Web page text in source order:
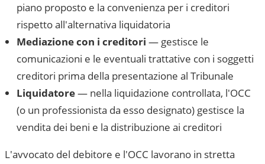
piano proposto e la convenienza per i creditori
rispetto all'alternativa liquidatoria
Mediazione con i creditori — gestisce le
comunicazioni e le eventuali trattative con i soggetti
creditori prima della presentazione al Tribunale
Liquidatore— nella liquidazione controllata, l'OCC
(o un professionista da esso designato) gestisce la
vendita dei beni e la distribuzione ai creditori
L'avvocato del debitore e l'OCC lavorano in stretta